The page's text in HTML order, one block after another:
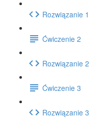
Rozwiązanie 1
Ćwiczenie 2
Rozwiązanie 2
Ćwiczenie 3
Rozwiązanie 3